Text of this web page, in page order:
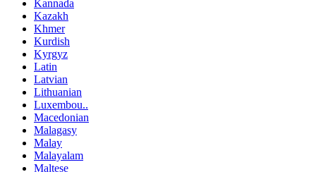
Kannada
Kazakh
Khmer
Kurdish
Kyrgyz
Latin
Latvian
Lithuanian
Luxembou..
Macedonian
Malagasy
Malay
Malayalam
Maltese